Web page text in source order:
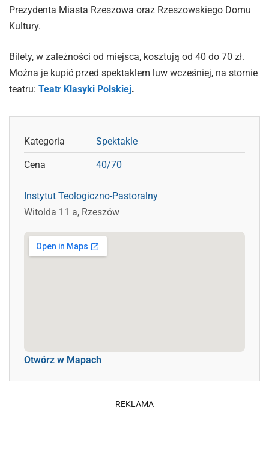
Prezydenta Miasta Rzeszowa oraz Rzeszowskiego Domu
Kultury.
Bilety, w zależności od miejsca, kosztują od 40 do 70 zł.
Można je kupić przed spektaklem luw wcześniej, na stornie
teatru: Teatr Klasyki Polskiej.
Kategoria Spektakle
Cena 40/70
Instytut Teologiczno-Pastoralny
Witolda 11 a, Rzeszów
Otwórz w Mapach
REKLAMA